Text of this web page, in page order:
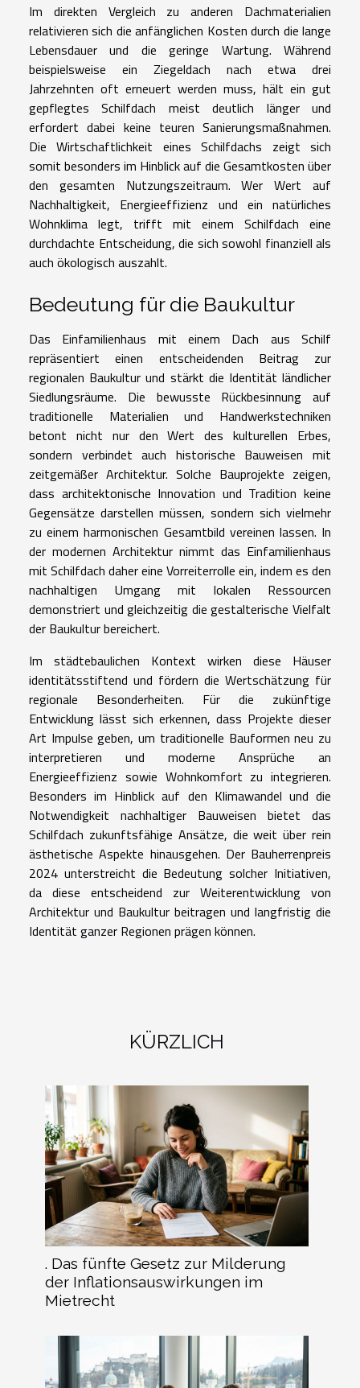
Im direkten Vergleich zu anderen Dachmaterialien
relativieren sich die anfänglichen Kosten durch die lange
Lebensdauer und die geringe Wartung. Während
beispielsweise ein Ziegeldach nach etwa drei
Jahrzehnten oft erneuert werden muss, hält ein gut
gepflegtes Schilfdach meist deutlich länger und
erfordert dabei keine teuren Sanierungsmaßnahmen.
Die Wirtschaftlichkeit eines Schilfdachs zeigt sich
somit besonders im Hinblick auf die Gesamtkosten über
den gesamten Nutzungszeitraum. Wer Wert auf
Nachhaltigkeit, Energieeffizienz und ein natürliches
Wohnklima legt, trifft mit einem Schilfdach eine
durchdachte Entscheidung, die sich sowohl finanziell als
auch ökologisch auszahlt.
Bedeutung für die Baukultur
Das Einfamilienhaus mit einem Dach aus Schilf
repräsentiert einen entscheidenden Beitrag zur
regionalen Baukultur und stärkt die Identität ländlicher
Siedlungsräume. Die bewusste Rückbesinnung auf
traditionelle Materialien und Handwerkstechniken
betont nicht nur den Wert des kulturellen Erbes,
sondern verbindet auch historische Bauweisen mit
zeitgemäßer Architektur. Solche Bauprojekte zeigen,
dass architektonische Innovation und Tradition keine
Gegensätze darstellen müssen, sondern sich vielmehr
zu einem harmonischen Gesamtbild vereinen lassen. In
der modernen Architektur nimmt das Einfamilienhaus
mit Schilfdach daher eine Vorreiterrolle ein, indem es den
nachhaltigen Umgang mit lokalen Ressourcen
demonstriert und gleichzeitig die gestalterische Vielfalt
der Baukultur bereichert.
Im städtebaulichen Kontext wirken diese Häuser
identitätsstiftend und fördern die Wertschätzung für
regionale Besonderheiten. Für die zukünftige
Entwicklung lässt sich erkennen, dass Projekte dieser
Art Impulse geben, um traditionelle Bauformen neu zu
interpretieren und moderne Ansprüche an
Energieeffizienz sowie Wohnkomfort zu integrieren.
Besonders im Hinblick auf den Klimawandel und die
Notwendigkeit nachhaltiger Bauweisen bietet das
Schilfdach zukunftsfähige Ansätze, die weit über rein
ästhetische Aspekte hinausgehen. Der Bauherrenpreis
2024 unterstreicht die Bedeutung solcher Initiativen,
da diese entscheidend zur Weiterentwicklung von
Architektur und Baukultur beitragen und langfristig die
Identität ganzer Regionen prägen können.
KÜRZLICH
. Das fünfte Gesetz zur Milderung
der Inflationsauswirkungen im
Mietrecht